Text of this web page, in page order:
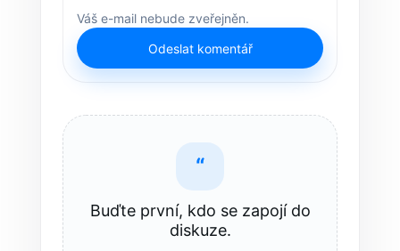
Váš e-mail nebude zveřejněn.
Odeslat komentář
“
Buďte první, kdo se zapojí do
diskuze.